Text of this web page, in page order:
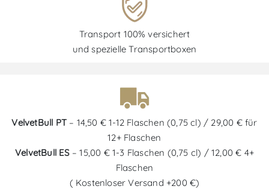
Transport 100% versichert
und spezielle Transportboxen
VelvetBull PT – 14,50 € 1-12 Flaschen (0,75 cl) / 29,00 € für
12+ Flaschen
VelvetBull ES– 15,00 € 1-3 Flaschen (0,75 cl) / 12,00 € 4+
Flaschen
( Kostenloser Versand +200 €)